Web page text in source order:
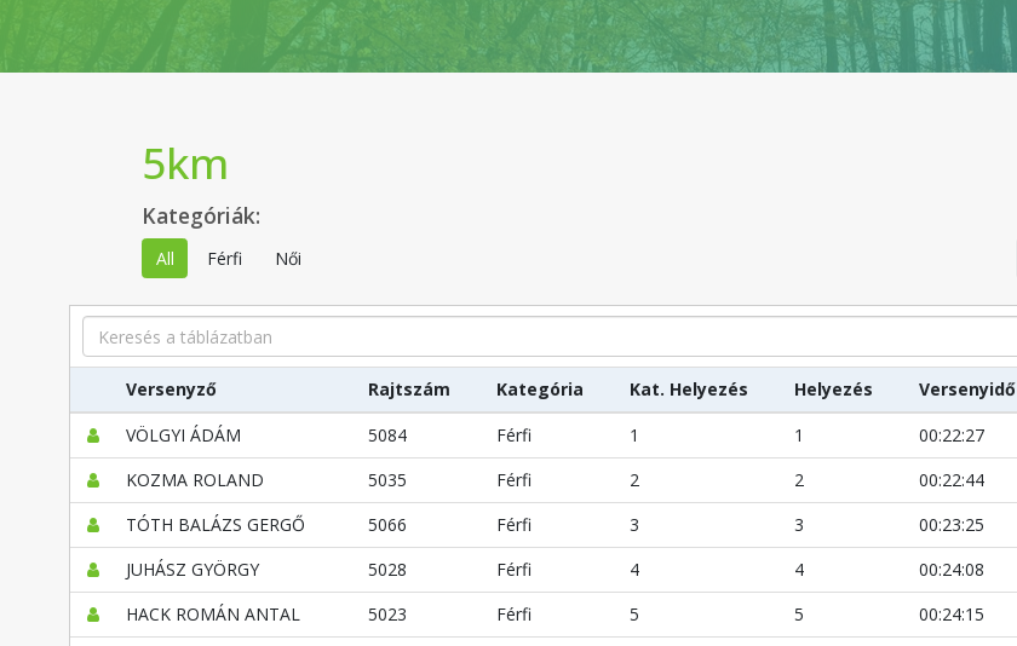
5km
Kategóriák:
All Férfi Női
Search
Versenyző Rajtszám Kategória Kat. Helyezés Helyezés Versenyidő
VÖLGYI ÁDÁM
5084 Férfi 1 1 00:22:27
KOZMA ROLAND
5035 Férfi 2 2 00:22:44
TÓTH BALÁZS GERGŐ
5066 Férfi 3 3 00:23:25
JUHÁSZ GYÖRGY
5028 Férfi 4 4 00:24:08
HACK ROMÁN ANTAL
5023 Férfi 5 5 00:24:15